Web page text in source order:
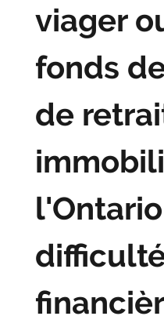
viager
fonds
de